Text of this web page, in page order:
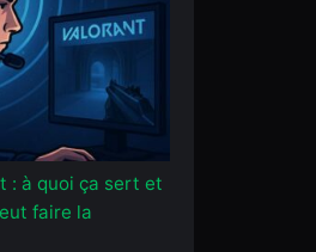
: à quoi ça sert et
faire la